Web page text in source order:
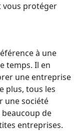
protéger
à une
temps. Il en
une entreprise
plus, tous les
une société
de
entreprises.